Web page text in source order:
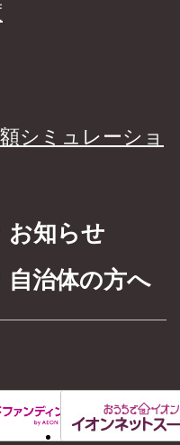
シミュレーショ
お知らせ
自治体の方へ